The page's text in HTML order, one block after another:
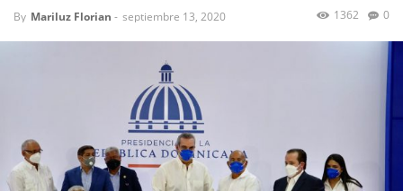
By Mariluz Florian - septiembre 13, 2020 0
1362